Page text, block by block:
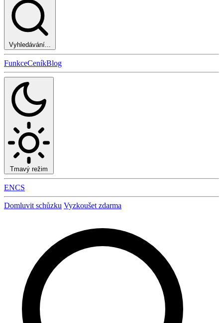
Vyhledávání...
FunkceCeníkBlog
Tmavý režim
ENCS
Domluvit schůzku Vyzkoušet zdarma